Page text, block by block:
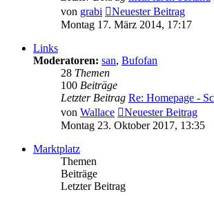
von grabi
Neuester Beitrag
Montag 17. März 2014, 17:17
Links
Moderatoren: san, Bufofan
28 Themen
100 Beiträge
Letzter Beitrag Re: Homepage -
von Wallace
Neuester Beitrag
Montag 23. Oktober 2017, 13:35
Marktplatz
Themen
Beiträge
Letzter Beitrag